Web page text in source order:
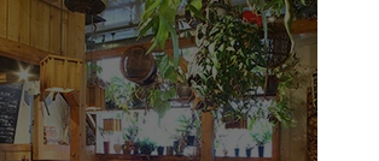
ールテックスで描く、水
と共にある建築